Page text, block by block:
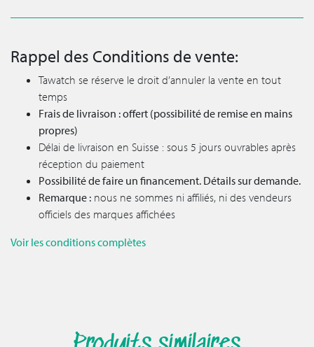
Rappel des Conditions de vente:
Tawatch se réserve le droit d’annuler la vente en tout
temps
Frais de livraison : offert (possibilité de remise en mains
propres)
Délai de livraison en Suisse : sous 5 jours ouvrables après
réception du paiement
Possibilité de faire un financement. Détails sur demande.
Remarque : nous ne sommes ni affiliés, ni des vendeurs
officiels des marques affichées
Voir les conditions complètes